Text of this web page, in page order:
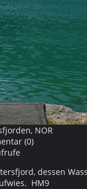
NOR
(0)
dessen
HM9